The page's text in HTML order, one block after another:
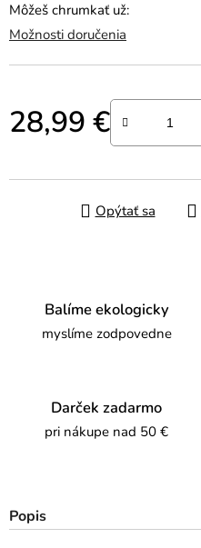
Môžeš chrumkať už:
Možnosti doručenia
28,99 €
Jednotková cena:
Opýtať sa
Balíme ekologicky
myslíme zodpovedne
Darček zadarmo
pri nákupe nad 50 €
Popis